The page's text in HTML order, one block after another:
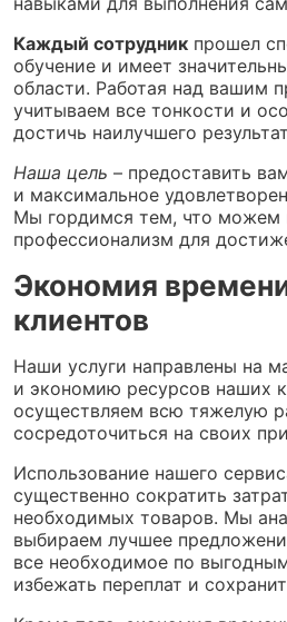
Каждый сотрудник прошел
обучение и имеет
области. Работая над вашим
учитываем все тонкости и
достичь наилучшего
Наша цель – предоставить
и максимальное
Мы гордимся тем, что можем
профессионализм для
Экономия
клиентов
Наши услуги направлены на
и экономию ресурсов наших
осуществляем всю тяжелую
сосредоточиться на своих
Использование нашего
существенно сократить
необходимых товаров. Мы
выбираем лучшее
все необходимое по
избежать переплат и